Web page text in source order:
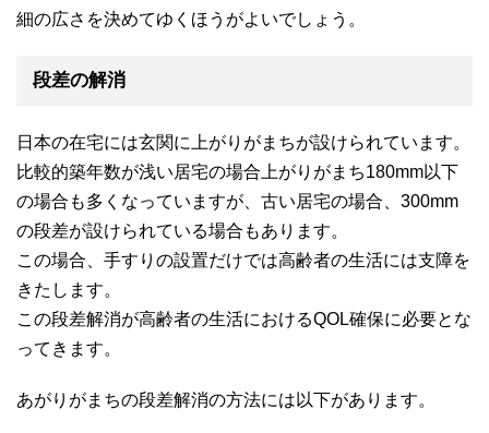
細の広さを決めてゆくほうがよいでしょう。
段差の解消
日本の在宅には玄関に上がりがまちが設けられています。
比較的築年数が浅い居宅の場合上がりがまち180mm以下
の場合も多くなっていますが、古い居宅の場合、300mm
の段差が設けられている場合もあります。
この場合、手すりの設置だけでは高齢者の生活には支障を
きたします。
この段差解消が高齢者の生活におけるQOL確保に必要とな
ってきます。
あがりがまちの段差解消の方法には以下があります。